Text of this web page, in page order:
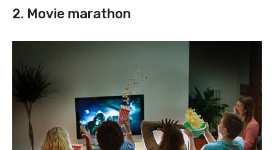
2. Movie marathon